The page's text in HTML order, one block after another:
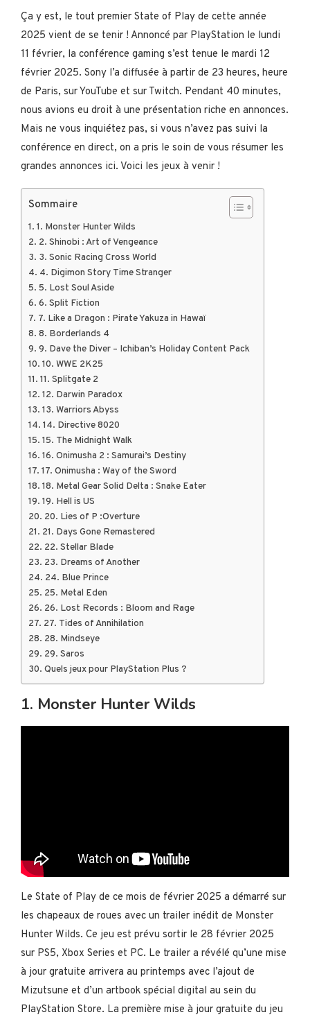
Ça y est, le tout premier State of Play de cette année
2025 vient de se tenir ! Annoncé par PlayStation le lundi
11 février, la conférence gaming s’est tenue le mardi 12
février 2025. Sony l’a diffusée à partir de 23 heures, heure
de Paris, sur YouTube et sur Twitch. Pendant 40 minutes,
nous avions eu droit à une présentation riche en annonces.
Mais ne vous inquiétez pas, si vous n’avez pas suivi la
conférence en direct, on a pris le soin de vous résumer les
grandes annonces ici. Voici les jeux à venir !
Sommaire
1. Monster Hunter Wilds
2. Shinobi : Art of Vengeance
3. Sonic Racing Cross World
4. Digimon Story Time Stranger
5. Lost Soul Aside
6. Split Fiction
7. Like a Dragon : Pirate Yakuza in Hawaï
8. Borderlands 4
9. Dave the Diver – Ichiban’s Holiday Content Pack
10. WWE 2K25
11. Splitgate 2
12. Darwin Paradox
13. Warriors Abyss
14. Directive 8020
15. The Midnight Walk
16. Onimusha 2 : Samurai’s Destiny
17. Onimusha : Way of the Sword
18. Metal Gear Solid Delta : Snake Eater
19. Hell is US
20. Lies of P :Overture
21. Days Gone Remastered
22. Stellar Blade
23. Dreams of Another
24. Blue Prince
25. Metal Eden
26. Lost Records : Bloom and Rage
27. Tides of Annihilation
28. Mindseye
29. Saros
Quels jeux pour PlayStation Plus ?
1. Monster Hunter Wilds
Le State of Play de ce mois de février 2025 a démarré sur
les chapeaux de roues avec un trailer inédit de Monster
Hunter Wilds. Ce jeu est prévu sortir le 28 février 2025
sur PS5, Xbox Series et PC. Le trailer a révélé qu’une mise
à jour gratuite arrivera au printemps avec l’ajout de
Mizutsune et d’un artbook spécial digital au sein du
PlayStation Store. La première mise à jour gratuite du jeu